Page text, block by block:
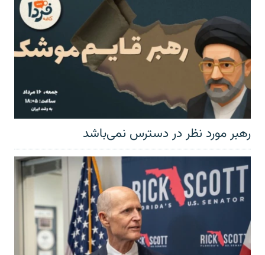
رهبر مورد نظر در دسترس نمی‌باشد